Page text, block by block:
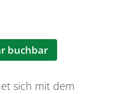
buchbar
sich mit dem